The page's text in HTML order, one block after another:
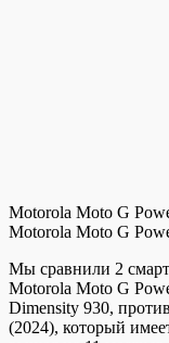
Motorola Moto G
Motorola Moto G
Мы сравнили 2
Motorola Moto G
Dimensity 930,
(2024), который